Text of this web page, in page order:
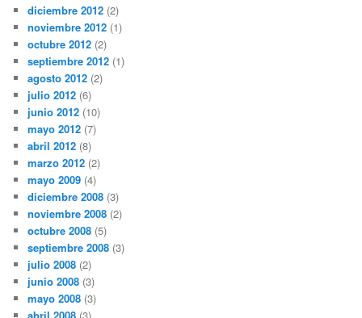
diciembre 2012 (2)
noviembre 2012 (1)
octubre 2012 (2)
septiembre 2012 (1)
agosto 2012 (2)
julio 2012 (6)
junio 2012 (10)
mayo 2012 (7)
abril 2012 (8)
marzo 2012 (2)
mayo 2009 (4)
diciembre 2008 (3)
noviembre 2008 (2)
octubre 2008 (5)
septiembre 2008 (3)
julio 2008 (2)
junio 2008 (3)
mayo 2008 (3)